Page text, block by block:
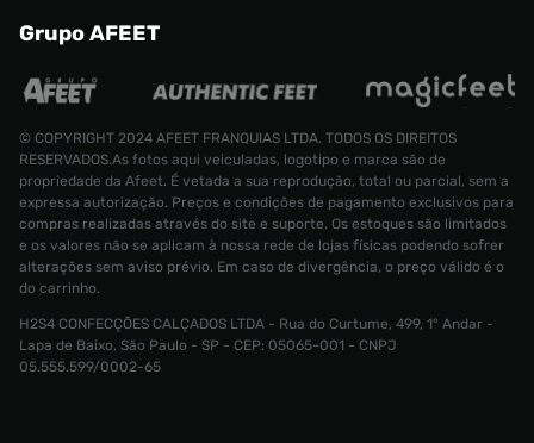
Tênis Asics Gel Kayano x 8on8 Masculino
Grupo AFEET
© COPYRIGHT 2024 AFEET FRANQUIAS LTDA. TODOS OS DIREITOS
RESERVADOS.As fotos aqui veiculadas, logotipo e marca são de
propriedade da Afeet. É vetada a sua reprodução, total ou parcial, sem a
expressa autorização. Preços e condições de pagamento exclusivos para
compras realizadas através do site e suporte. Os estoques são limitados
e os valores não se aplicam à nossa rede de lojas físicas podendo sofrer
alterações sem aviso prévio. Em caso de divergência, o preço válido é o
do carrinho.
H2S4 CONFECÇÕES CALÇADOS LTDA - Rua do Curtume, 499, 1° Andar -
Lapa de Baixo, São Paulo - SP - CEP: 05065-001 - CNPJ
05.555.599/0002-65